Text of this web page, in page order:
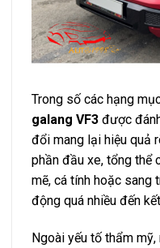
Trong số các hạng
galang VF3 được
đổi mang lại hiệu quả
phần đầu xe, tổng thể
mẽ, cá tính hoặc sang
động quá nhiều đến
Ngoài yếu tố thẩm mỹ,